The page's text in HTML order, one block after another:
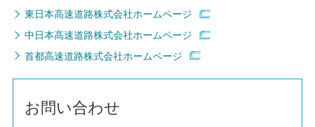
東日本高速道路株式会社ホームページ
中日本高速道路株式会社ホームページ
首都高速道路株式会社ホームページ
お問い合わせ